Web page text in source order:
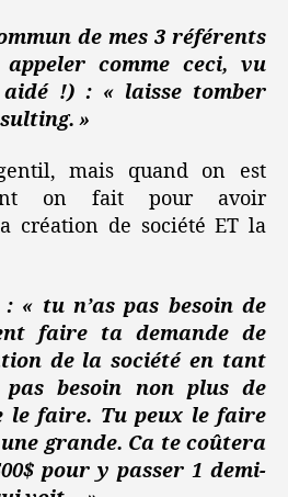
de mes 3 référents
comme ceci, vu
aidé !) : « laisse tomber
»
mais quand on est
on fait pour avoir
création de société ET la
« tu n’as pas besoin de
faire ta demande de
de la société en tant
besoin non plus de
le faire. Tu peux le faire
grande. Ca te coûtera
pour y passer 1 demi-